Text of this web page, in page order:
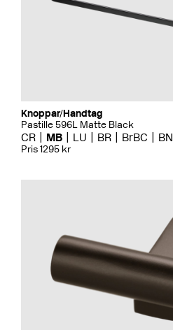
Knoppar/Handtag
Pastille 596L Matte Black
CR MB LU BR BrBC BN
Pris 1295 kr